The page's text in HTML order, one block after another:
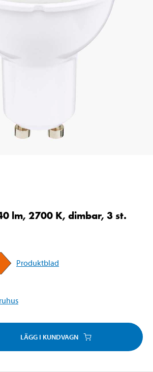
lm, 2700 K, dimbar, 3 st.
Produktblad
LÄGG I KUNDVAGN